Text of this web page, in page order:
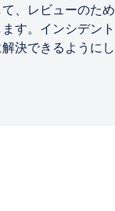
、レビューのため
す。インシデント
決できるようにし